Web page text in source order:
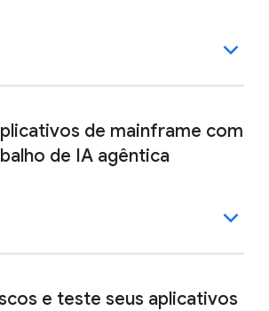
de mainframe com
de IA agêntica
e teste seus aplicativos